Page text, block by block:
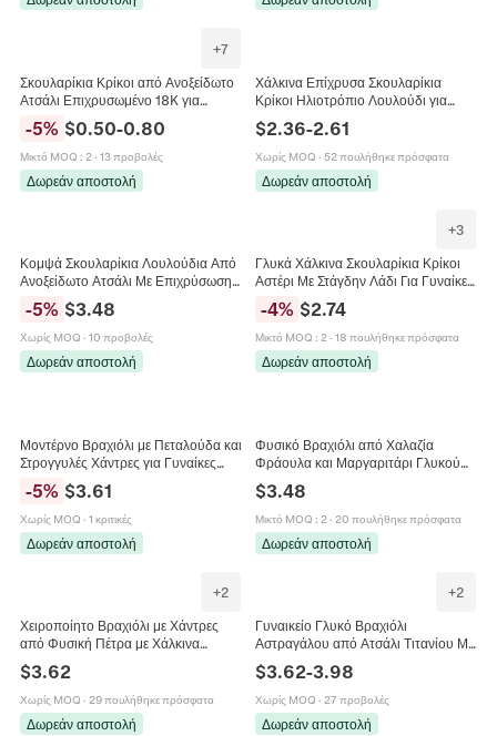
+7
Σκουλαρίκια Κρίκοι από Ανοξείδωτο
Ατσάλι Επιχρυσωμένο 18K για
Γυναίκες Γεωμετρικό Κυκλικό Μόδα
Κοσμήματα Αξεσουάρ
-5% $0.50-0.80
Μικτό MOQ : 2· 13 προβολές
Δωρεάν αποστολή
Χάλκινα Επίχρυσα Σκουλαρίκια
Κρίκοι Ηλιοτρόπιο Λουλούδι για
Γυναίκες Πολυτελή Στρας Μοναδικά
Κοσμήματα Υψηλής Ποιότητας
Δώρο
$2.36-2.61
Χωρίς MOQ · 52 πουλήθηκε πρόσφατα
Δωρεάν αποστολή
Κομψά Σκουλαρίκια Λουλούδια Από
Ανοξείδωτο Ατσάλι Με Επιχρύσωση
18K Για Γυναίκες Μινιμαλιστικό Floral
Σχέδιο Με Τεχνητά Μαργαριτάρια
-5% $3.48
Χωρίς MOQ · 10 προβολές
Δωρεάν αποστολή
+3
Γλυκά Χάλκινα Σκουλαρίκια Κρίκοι
Αστέρι Με Στάγδην Λάδι Για Γυναίκες
Πολύχρωμα Στρας Σμάλτο Σχήμα
Αστέρι Κοσμήματα
-4% $2.74
Μικτό MOQ : 2· 18 πουλήθηκε πρόσφατα
Δωρεάν αποστολή
Μοντέρνο Βραχιόλι με Πεταλούδα και
Στρογγυλές Χάντρες για Γυναίκες
18K με Φυσικό Μαργαριτάρι και
Στρας
-5% $3.61
Χωρίς MOQ · 1 κριτικές
Δωρεάν αποστολή
Φυσικό Βραχιόλι από Χαλαζία
Φράουλα και Μαργαριτάρι Γλυκού
με 14K Χειροποίητο Κόσμημα
$3.48
Μικτό MOQ : 2· 20 πουλήθηκε πρόσφατα
Δωρεάν αποστολή
+2
Χειροποίητο Βραχιόλι με Χάντρες
από Φυσική Πέτρα με Χάλκινα
Διαχωριστικά Ρυθμιζόμενο Πλεκτό
Κόσμημα σε Ethnic Boho Στυλ για
Γυναίκες Άνδρες
$3.62
Χωρίς MOQ · 29 πουλήθηκε πρόσφατα
Δωρεάν αποστολή
+2
Γυναικείο Γλυκό Βραχιόλι
Αστραγάλου από Ατσάλι Τιτανίου Με
Καρδιά Αλυσίδα Φίδι Επιχρυσωμένο
Στρας Καρδιά Κόσμημα Δώρο για
Καθημερινή Χρήση
$3.62-3.98
Χωρίς MOQ · 27 προβολές
Δωρεάν αποστολή